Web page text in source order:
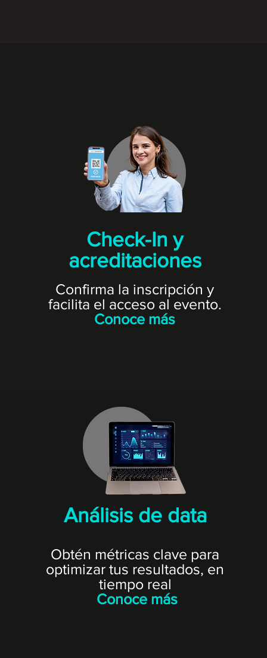
Check-In y
acreditaciones
Confirma la inscripción y
facilita el acceso al evento.
Conoce más
Análisis de data
Obtén métricas clave para
optimizar tus resultados, en
tiempo real
Conoce más